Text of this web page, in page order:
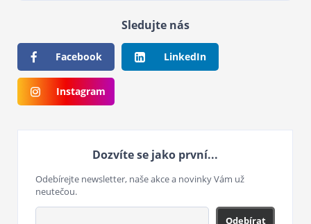
Sledujte nás
Facebook LinkedIn
Instagram
Dozvíte se jako první...
Odebírejte newsletter, naše akce a novinky Vám už
neutečou.
Odebírat